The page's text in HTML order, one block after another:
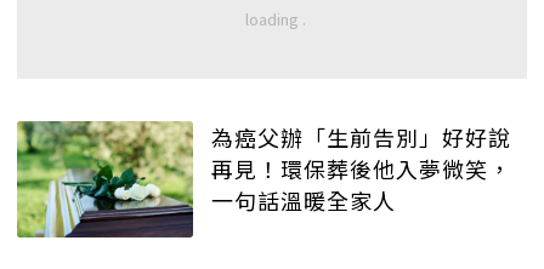
為癌父辦「生前告別」好好說
再見！環保葬後他入夢微笑，
一句話溫暖全家人